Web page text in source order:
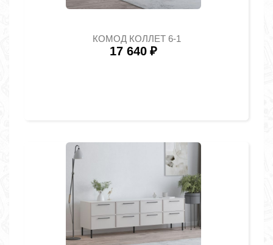
КОМОД КОЛЛЕТ 6-1
17 640 ₽